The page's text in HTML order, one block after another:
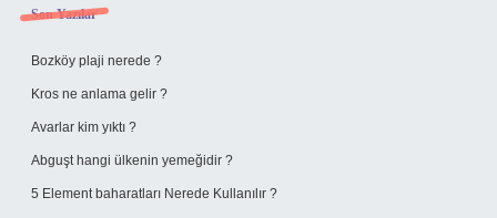
Sidebar
Son Yazılar
Bozköy plaji nerede ?
Kros ne anlama gelir ?
Avarlar kim yıktı ?
Abguşt hangi ülkenin yemeğidir ?
5 Element baharatları Nerede Kullanılır ?